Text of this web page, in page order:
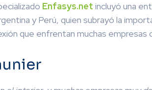
Enfasys.net incluyó una
y Perú, quien subrayó la
que enfrentan muchas empresas